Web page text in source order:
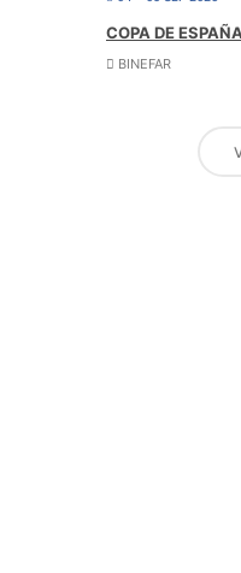
COPA DE
BINEFAR